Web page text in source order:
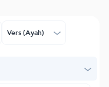
Vers (Ayah)